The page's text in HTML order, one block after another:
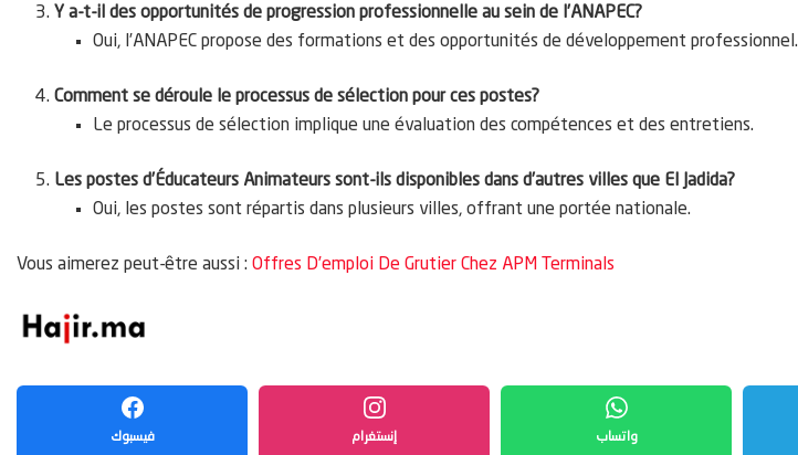
Y a-t-il des opportunités de progression professionnelle au sein de l’ANAPEC?
Oui, l’ANAPEC propose des formations et des opportunités de développement professionnel.
Comment se déroule le processus de sélection pour ces postes?
Le processus de sélection implique une évaluation des compétences et des entretiens.
Les postes d’Éducateurs Animateurs sont-ils disponibles dans d’autres villes que El Jadida?
Oui, les postes sont répartis dans plusieurs villes, offrant une portée nationale.
Vous aimerez peut-être aussi : Offres D’emploi De Grutier Chez APM Terminals
فيسبوك إنستغرام واتساب